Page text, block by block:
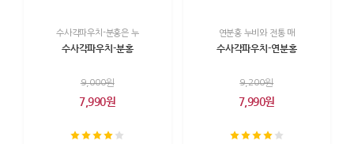
수사각파우치-분홍은 누
수사각파우치-분홍
9,000원
7,990원
연분홍 누비와 전통 매
수사각파우치-연분홍
9,200원
7,990원